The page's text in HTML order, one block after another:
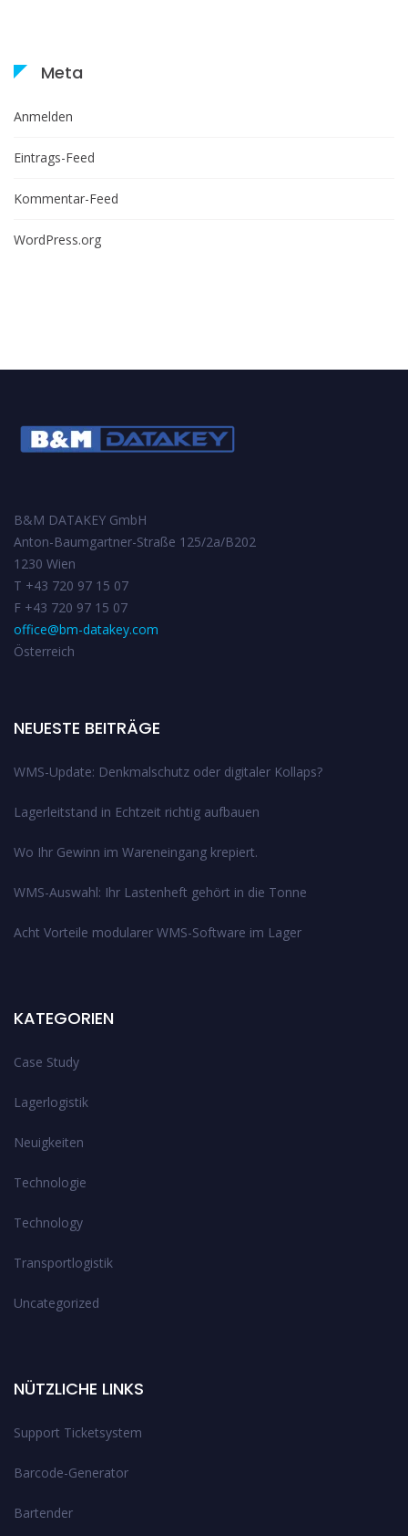
Meta
Anmelden
Eintrags-Feed
Kommentar-Feed
WordPress.org
B&M DATAKEY GmbH
Anton-Baumgartner-Straße 125/2a/B202
1230 Wien
T +43 720 97 15 07
F +43 720 97 15 07
office@bm-datakey.com
Österreich
NEUESTE BEITRÄGE
WMS-Update: Denkmalschutz oder digitaler Kollaps?
Lagerleitstand in Echtzeit richtig aufbauen
Wo Ihr Gewinn im Wareneingang krepiert.
WMS-Auswahl: Ihr Lastenheft gehört in die Tonne
Acht Vorteile modularer WMS-Software im Lager
KATEGORIEN
Case Study
Lagerlogistik
Neuigkeiten
Technologie
Technology
Transportlogistik
Uncategorized
NÜTZLICHE LINKS
Support Ticketsystem
Barcode-Generator
Bartender